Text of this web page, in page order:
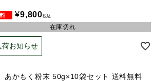
¥9,800税込
在庫切れ
荷お知らせ
あかもく粉末 50g×10袋セット 送料無料